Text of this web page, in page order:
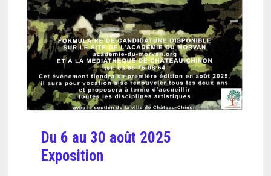
Du 6 au 30 août 2025
Exposition